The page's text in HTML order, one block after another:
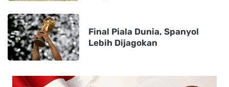
Final Piala Dunia, Spanyol
Lebih Dijagokan